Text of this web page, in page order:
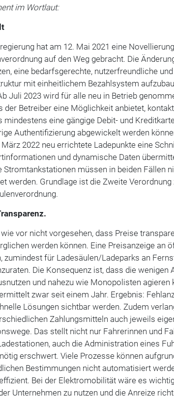
im Wortlaut:
hat am 12. Mai 2021 eine
auf den Weg gebracht. Die
eine bedarfsgerechte, nutzerfreundliche
mit einheitlichem Bezahlsystem
Juli 2023 wird für alle neu in Betrieb
der Betreiber eine Möglichkeit anbietet,
mindestens eine gängige Debit- und
Authentifizierung abgewickelt werden
2022 neu errichtete Ladepunkte eine
und dynamische Daten
Stromtankstationen müssen in beiden Fällen
werden. Grundlage ist die Zweite Verordnung
vor nicht vorgesehen, dass Preise
werden können. Eine Preisanzeige an
zumindest für Ladesäulen/Ladeparks an
Die Konsequenz ist, dass die wenigen
und nahezu wie Monopolisten agieren
zwar seit einem Jahr. Ergebnis:
Lösungen sichtbar werden. Zudem
Zahlungsmitteln auch jeweils
Das stellt nicht nur Fahrerinnen und
auch die Administration eines
erschwert. Viele Prozesse können
Bestimmungen nicht automatisiert
Bei der Elektromobilität wäre es
Unternehmen zu nutzen und die Anreize